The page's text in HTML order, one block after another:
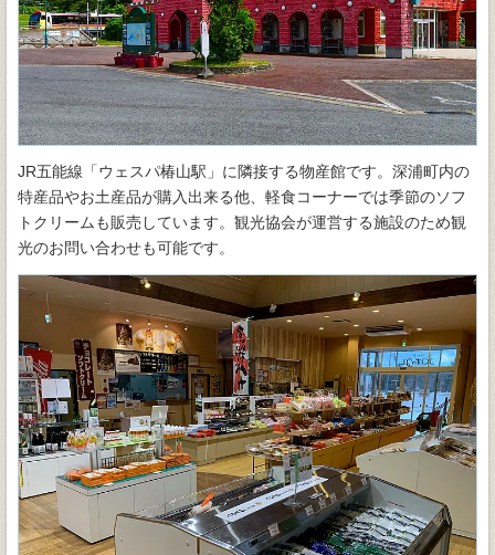
JR五能線「ウェスパ椿山駅」に隣接する物産館です。深浦町内の
特産品やお土産品が購入出来る他、軽食コーナーでは季節のソフ
トクリームも販売しています。観光協会が運営する施設のため観
光のお問い合わせも可能です。